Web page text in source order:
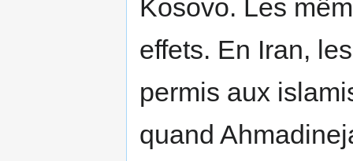
Kosovo. Les
effets. En Iran,
permis aux
quand